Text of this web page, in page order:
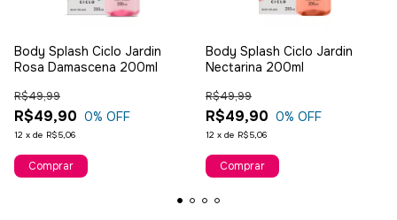
Body Splash Ciclo Jardin
Rosa Damascena 200ml
R$49,90
R$49,99
0% OFF
12 x de R$5,06
Body Splash Ciclo Jardin
Nectarina 200ml
R$49,90
R$49,99
0% OFF
12 x de R$5,06